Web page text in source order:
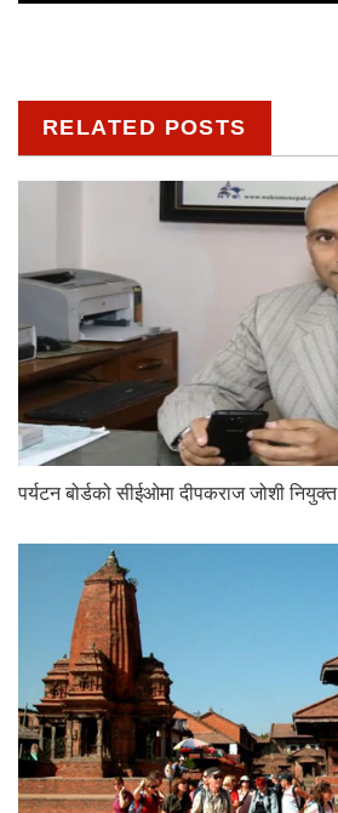
RELATED POSTS
पर्यटन बोर्डको सीईओमा दीपकराज जोशी नियुक्त